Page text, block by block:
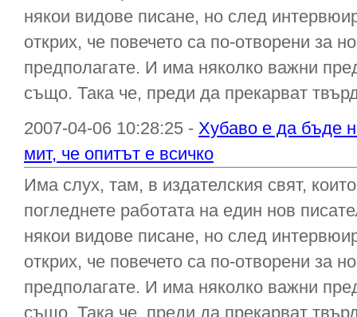
някои видове писане, но след
открих, че повечето са по-отворени за
предполагате. И има няколко важни
също. Така че, преди да прекарват
2007-04-06 10:28:25 - Хубаво е да бъде
мит, че опитът е всичко
Има слух, там, в издателския свят,
погледнете работата на един нов
някои видове писане, но след
открих, че повечето са по-отворени за
предполагате. И има няколко важни
също. Така че, преди да прекарват